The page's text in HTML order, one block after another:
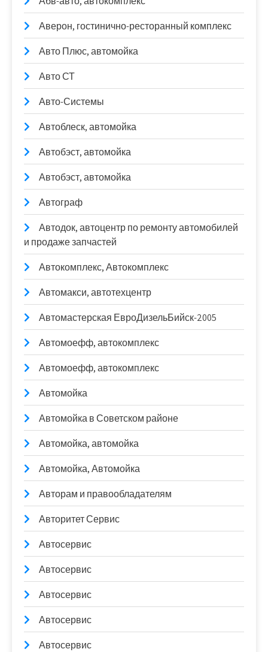
Аверон, гостинично-ресторанный комплекс
Авто Плюс, автомойка
Авто СТ
Авто-Системы
Автоблеск, автомойка
Автобэст, автомойка
Автобэст, автомойка
Автограф
Автодок, автоцентр по ремонту автомобилей
и продаже запчастей
Автокомплекс, Автокомплекс
Автомакси, автотехцентр
Автомастерская ЕвроДизельБийск-2005
Автомоефф, автокомплекс
Автомоефф, автокомплекс
Автомойка
Автомойка в Советском районе
Автомойка, автомойка
Автомойка, Автомойка
Авторам и правообладателям
Авторитет Сервис
Автосервис
Автосервис
Автосервис
Автосервис
Автосервис